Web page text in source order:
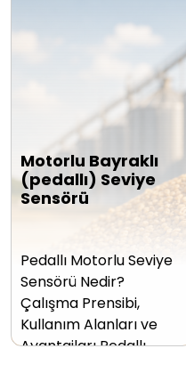
Motorlu Bayraklı
(pedallı) Seviye
Sensörü
Pedallı Motorlu Seviye
Sensörü Nedir?
Çalışma Prensibi,
Kullanım Alanları ve
Avantajları Pedallı…